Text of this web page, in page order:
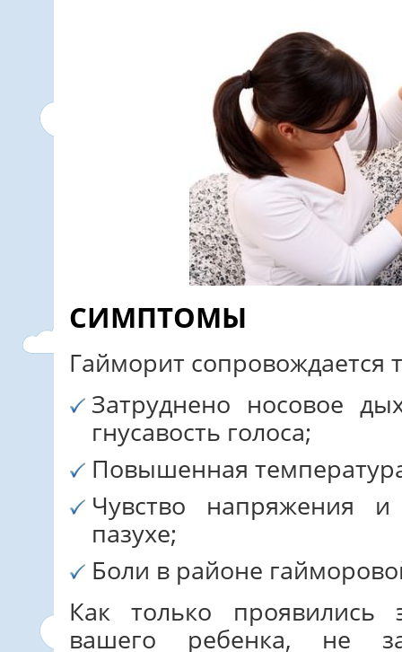
СИМПТОМЫ
Гайморит
Затруднено носовое
гнусавость голоса;
Повышенная
Чувство напряжения
пазухе;
Боли в районе
Как только
вашего ребенка, не